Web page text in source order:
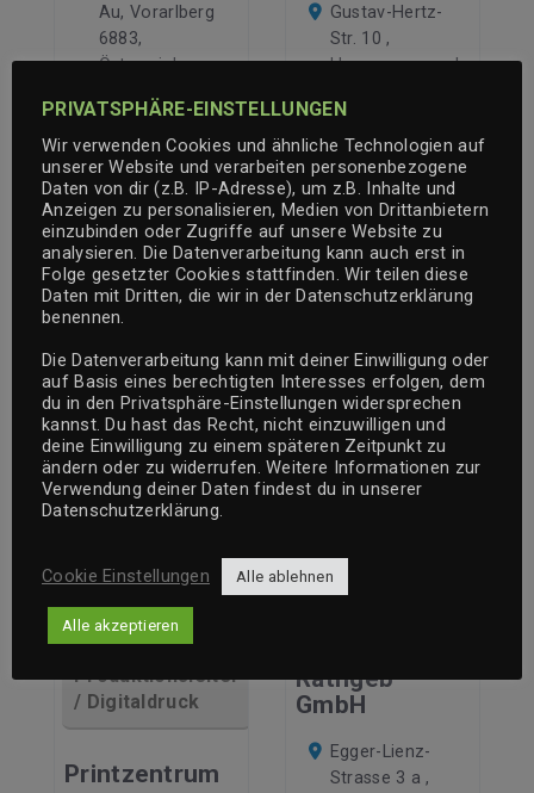
Au, Vorarlberg
6883,
Österreich
+43 (0) 5515
design@maler-
moosbrugger.at
Initiativbewerbung
aufgeben
Gustav-Hertz-
Str. 10 ,
Herzogenaurach,
Deutschland
+49 (0)9132 -
75 03 97 - 0
info@printline-
werbemacher.de
Initiativbewerbung
wir suchen...
Werbetechniker/Folierer
Produktionsleiter
/ Digitaldruck
Printzentrum
Initiativbewerbung
Rathgeb
GmbH
Egger-Lienz-
Strasse 3 a ,
PRIVATSPHÄRE-EINSTELLUNGEN
Wir verwenden Cookies und ähnliche Technologien auf
unserer Website und verarbeiten personenbezogene
Daten von dir (z.B. IP-Adresse), um z.B. Inhalte und
Anzeigen zu personalisieren, Medien von Drittanbietern
einzubinden oder Zugriffe auf unsere Website zu
analysieren. Die Datenverarbeitung kann auch erst in
Folge gesetzter Cookies stattfinden. Wir teilen diese
Daten mit Dritten, die wir in der Datenschutzerklärung
benennen.
Die Datenverarbeitung kann mit deiner Einwilligung oder
auf Basis eines berechtigten Interesses erfolgen, dem
du in den Privatsphäre-Einstellungen widersprechen
kannst. Du hast das Recht, nicht einzuwilligen und
deine Einwilligung zu einem späteren Zeitpunkt zu
ändern oder zu widerrufen. Weitere Informationen zur
Verwendung deiner Daten findest du in unserer
Datenschutzerklärung.
Cookie Einstellungen Alle ablehnen
Alle akzeptieren